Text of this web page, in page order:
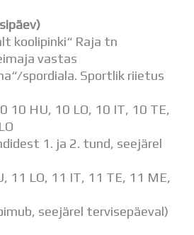
koolipinki“ Raja tn
vastas
spordiala. Sportlik riietus
10 HU, 10 LO, 10 IT, 10 TE,
1. ja 2. tund, seejärel
11 LO, 11 IT, 11 TE, 11 ME,
seejärel tervisepäeval)